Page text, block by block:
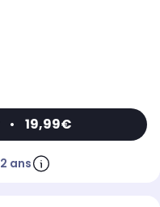
• 19,99€
2 ans